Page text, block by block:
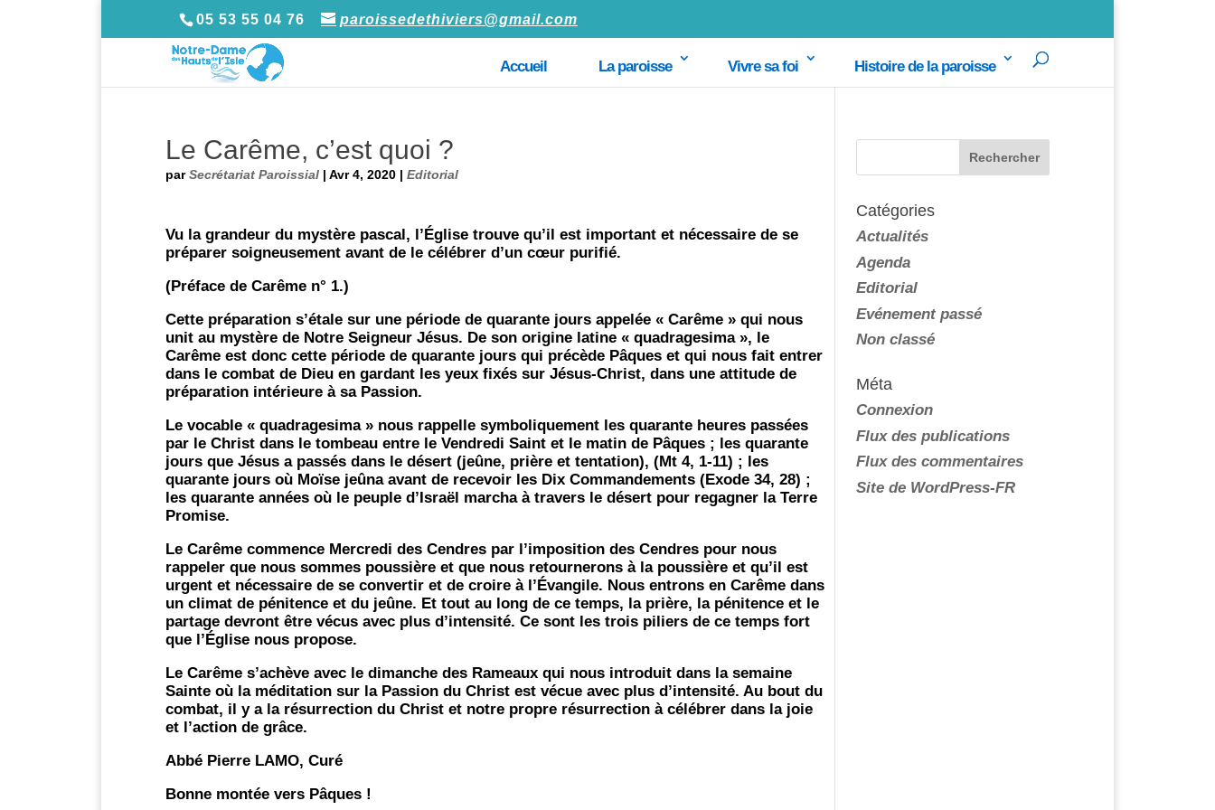
05 53 55 04 76 paroissedethiviers@gmail.com
Accueil La paroisse Vivre sa foi Histoire de la paroisse
Le Carême, c’est quoi ?
parSecrétariat Paroissial | Avr 4, 2020 | Editorial
Vu la grandeur du mystère pascal, l’Église trouve qu’il est important et nécessaire de se
préparer soigneusement avant de le célébrer d’un cœur purifié.
(Préface de Carême n° 1.)
Cette préparation s’étale sur une période de quarante jours appelée « Carême » qui nous
unit au mystère de Notre Seigneur Jésus. De son origine latine « quadragesima », le
Carême est donc cette période de quarante jours qui précède Pâques et qui nous fait entrer
dans le combat de Dieu en gardant les yeux fixés sur Jésus-Christ, dans une attitude de
préparation intérieure à sa Passion.
Le vocable « quadragesima » nous rappelle symboliquement les quarante heures passées
par le Christ dans le tombeau entre le Vendredi Saint et le matin de Pâques ; les quarante
jours que Jésus a passés dans le désert (jeûne, prière et tentation), (Mt 4, 1-11) ; les
quarante jours où Moïse jeûna avant de recevoir les Dix Commandements (Exode 34, 28) ;
les quarante années où le peuple d’Israël marcha à travers le désert pour regagner la Terre
Promise.
Le Carême commence Mercredi des Cendres par l’imposition des Cendres pour nous
rappeler que nous sommes poussière et que nous retournerons à la poussière et qu’il est
urgent et nécessaire de se convertir et de croire à l’Évangile. Nous entrons en Carême dans
un climat de pénitence et du jeûne. Et tout au long de ce temps, la prière, la pénitence et le
partage devront être vécus avec plus d’intensité. Ce sont les trois piliers de ce temps fort
que l’Église nous propose.
Le Carême s’achève avec le dimanche des Rameaux qui nous introduit dans la semaine
Sainte où la méditation sur la Passion du Christ est vécue avec plus d’intensité. Au bout du
combat, il y a la résurrection du Christ et notre propre résurrection à célébrer dans la joie
et l’action de grâce.
Abbé Pierre LAMO, Curé
Bonne montée vers Pâques !
Catégories
Actualités
Agenda
Editorial
Evénement passé
Non classé
Méta
Connexion
Flux des publications
Flux des commentaires
Site de WordPress-FR